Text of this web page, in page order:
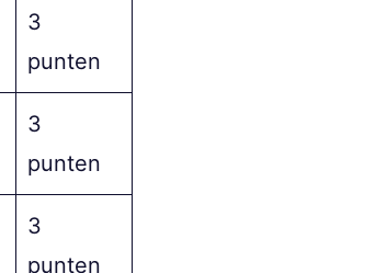
3
punten
3
punten
3
punten